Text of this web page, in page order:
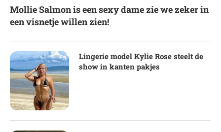
Mollie Salmon is een sexy dame zie we zeker in
een visnetje willen zien!
Lingerie model Kylie Rose steelt de
show in kanten pakjes